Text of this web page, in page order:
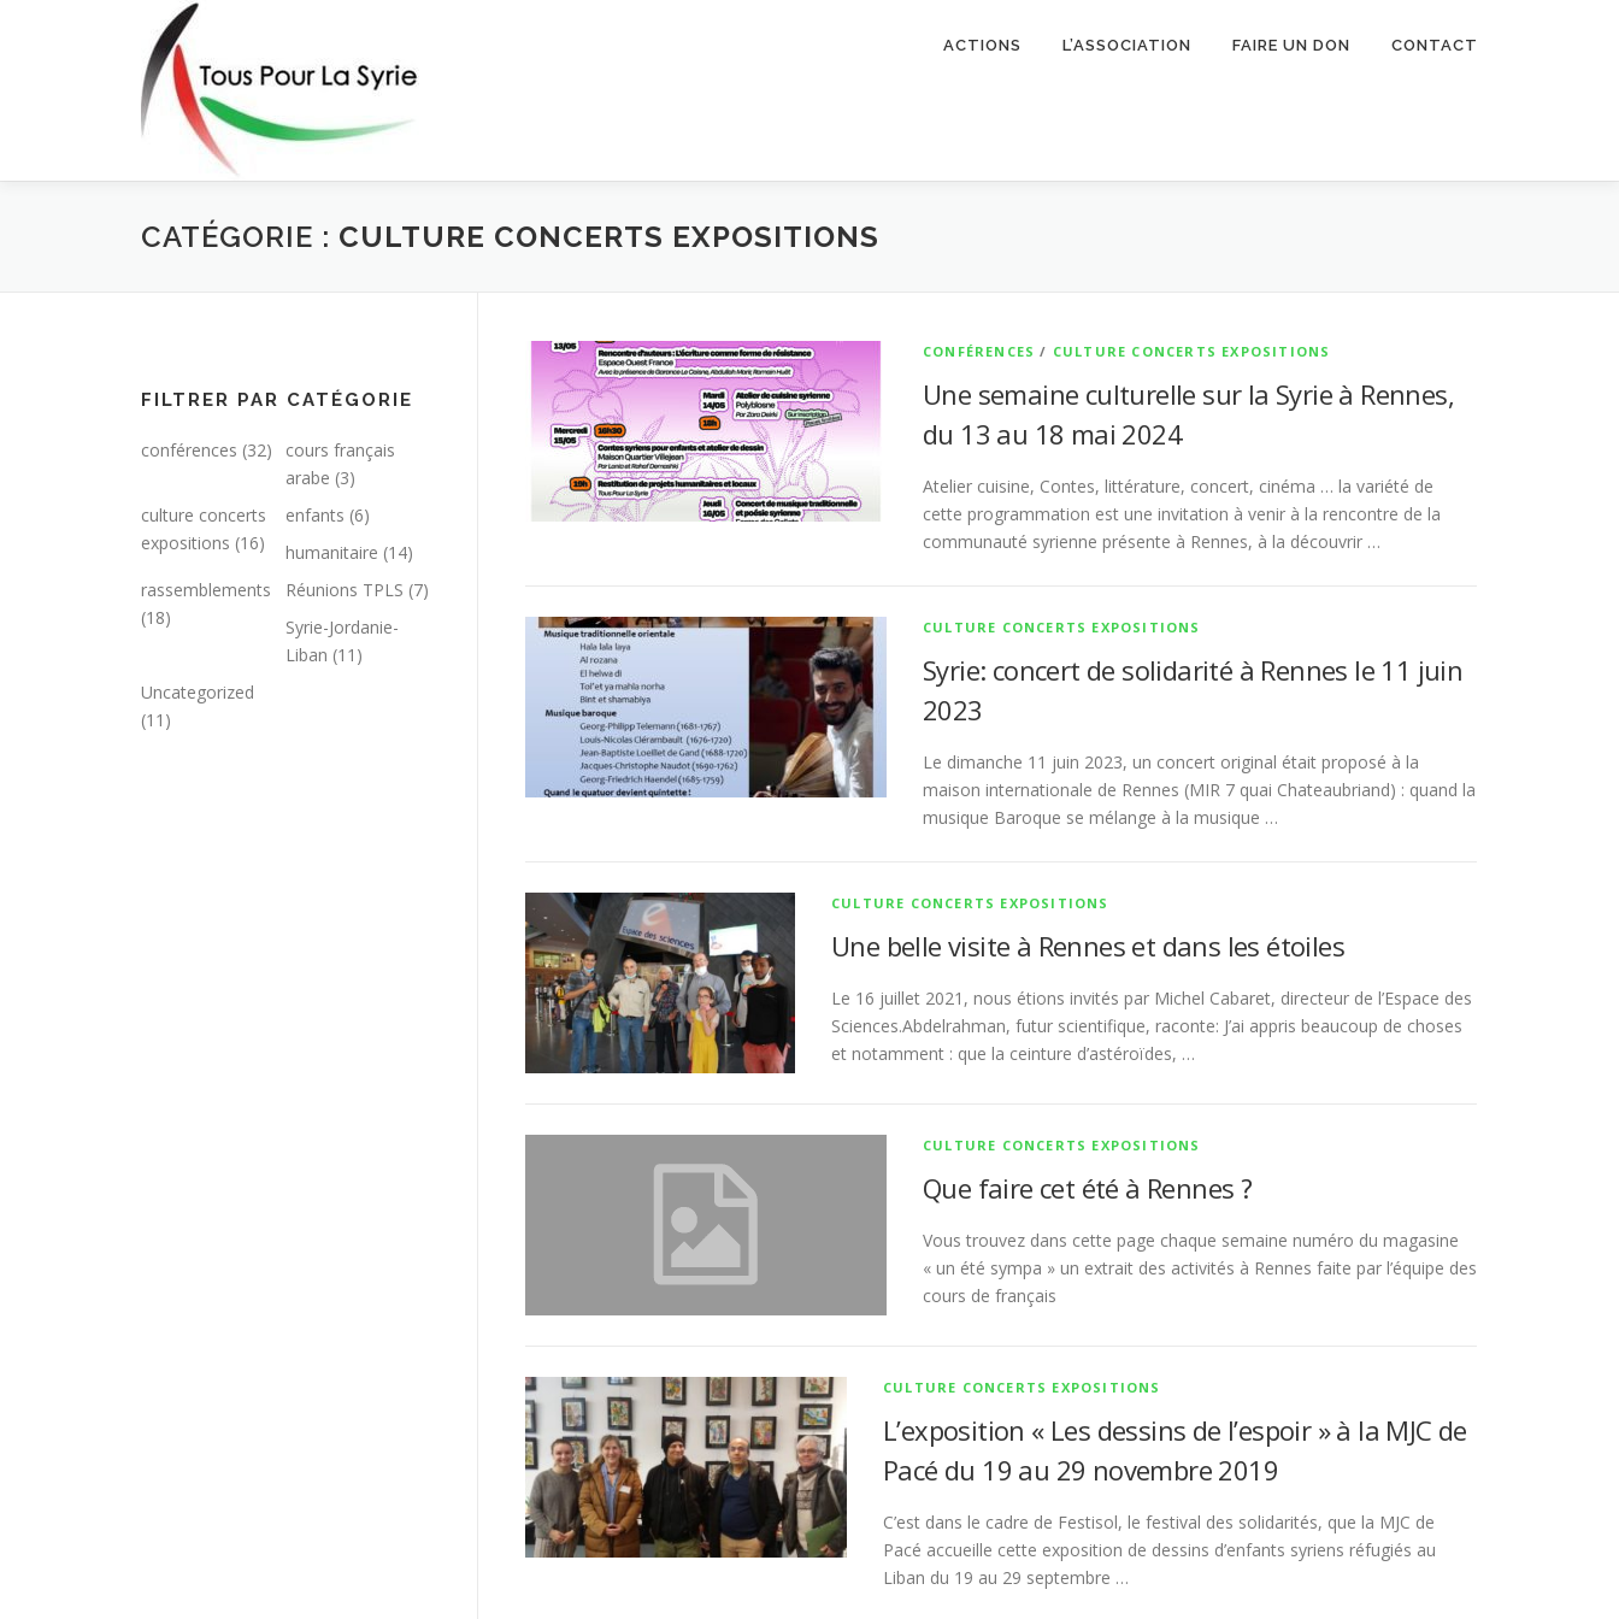
ACTIONS L’ASSOCIATION FAIRE UN DON CONTACT
CATÉGORIE : CULTURE CONCERTS EXPOSITIONS
CONFÉRENCES / CULTURE CONCERTS EXPOSITIONS
Une semaine culturelle sur la Syrie à Rennes,
du 13 au 18 mai 2024
Atelier cuisine, Contes, littérature, concert, cinéma … la variété de
cette programmation est une invitation à venir à la rencontre de la
communauté syrienne présente à Rennes, à la découvrir …
CULTURE CONCERTS EXPOSITIONS
Syrie: concert de solidarité à Rennes le 11 juin
2023
Le dimanche 11 juin 2023, un concert original était proposé à la
maison internationale de Rennes (MIR 7 quai Chateaubriand) : quand la
musique Baroque se mélange à la musique …
CULTURE CONCERTS EXPOSITIONS
Une belle visite à Rennes et dans les étoiles
Le 16 juillet 2021, nous étions invités par Michel Cabaret, directeur de l’Espace des
Sciences.Abdelrahman, futur scientifique, raconte: J’ai appris beaucoup de choses
et notamment : que la ceinture d’astéroïdes, …
CULTURE CONCERTS EXPOSITIONS
Que faire cet été à Rennes ?
Vous trouvez dans cette page chaque semaine numéro du magasine
« un été sympa » un extrait des activités à Rennes faite par l’équipe des
cours de français
CULTURE CONCERTS EXPOSITIONS
L’exposition « Les dessins de l’espoir » à la MJC de
Pacé du 19 au 29 novembre 2019
C’est dans le cadre de Festisol, le festival des solidarités, que la MJC de
Pacé accueille cette exposition de dessins d’enfants syriens réfugiés au
Liban du 19 au 29 septembre …
FILTRER PAR CATÉGORIE
conférences (32)
cours français
arabe (3)
culture concerts
expositions (16)
enfants (6)
humanitaire (14)
rassemblements
(18)
Réunions TPLS (7)
Syrie-Jordanie-
Liban (11)
Uncategorized
(11)